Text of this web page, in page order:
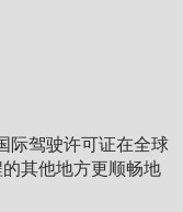
际驾驶许可证在全球
其他地方更顺畅地